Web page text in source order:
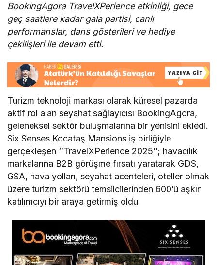
BookingAgora TravelXPerience etkinliği, gece
geç saatlere kadar gala partisi, canlı
performanslar, dans gösterileri ve hediye
çekilişleri ile devam etti.
Turizm teknoloji markası olarak küresel pazarda
aktif rol alan seyahat sağlayıcısı BookingAgora,
geleneksel sektör buluşmalarına bir yenisini ekledi.
Six Senses Kocataş Mansions iş birliğiyle
gerçekleşen ‘’TravelXPerience 2025’’; havacılık
markalarına B2B görüşme fırsatı yaratarak GDS,
GSA, hava yolları, seyahat acenteleri, oteller olmak
üzere turizm sektörü temsilcilerinden 600’ü aşkın
katılımcıyı bir araya getirmiş oldu.